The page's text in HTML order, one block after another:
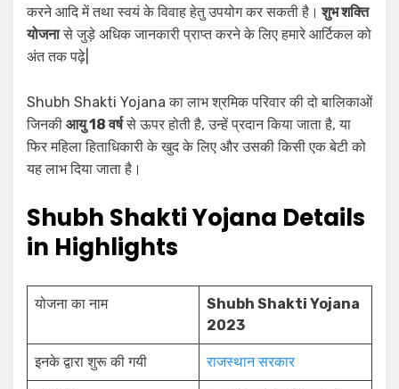
करने आदि में तथा स्वयं के विवाह हेतु उपयोग कर सकती है। शुभ शक्ति
योजनासे जुड़े अधिक जानकारी प्राप्त करने के लिए हमारे आर्टिकल को
अंत तक पढ़े|
Shubh Shakti Yojana का लाभ श्रमिक परिवार की दो बालिकाओं
जिनकी आयु 18 वर्षसे ऊपर होती है, उन्हें प्रदान किया जाता है, या
फिर महिला हिताधिकारी के खुद के लिए और उसकी किसी एक बेटी को
यह लाभ दिया जाता है।
Shubh Shakti Yojana Details
in Highlights
योजना का नाम
Shubh Shakti Yojana
2023
इनके द्वारा शुरू की गयी राजस्थान सरकार